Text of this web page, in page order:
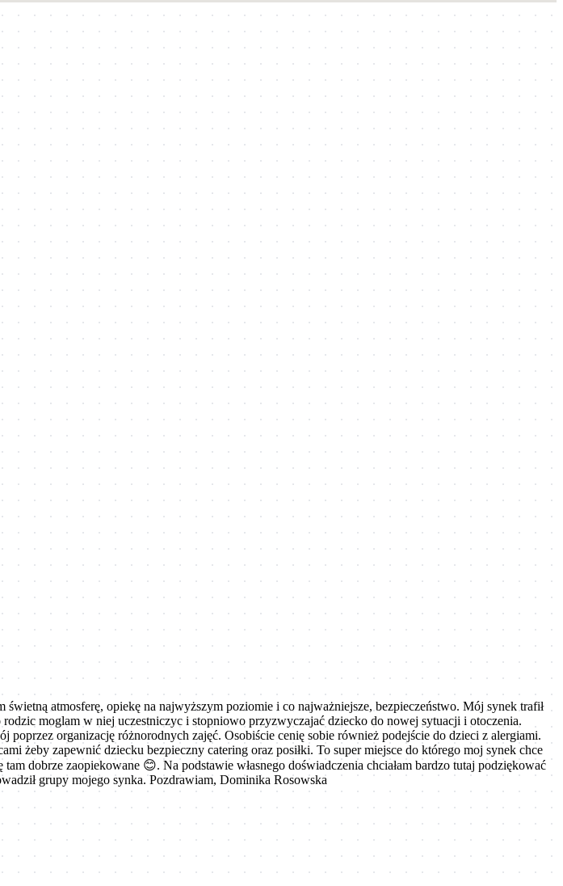
atmosferę, opiekę na najwyższym poziomie i co najważniejsze, bezpieczeństwo. Mój synek trafił
moglam w niej uczestniczyc i stopniowo przyzwyczajać dziecko do nowej sytuacji i otoczenia.
organizację różnorodnych zajęć. Osobiście cenię sobie również podejście do dzieci z alergiami.
żeby zapewnić dziecku bezpieczny catering oraz posiłki. To super miejsce do którego moj synek chce
dobrze zaopiekowane 😊. Na podstawie własnego doświadczenia chciałam bardzo tutaj podziękować
grupy mojego synka. Pozdrawiam, Dominika Rosowska